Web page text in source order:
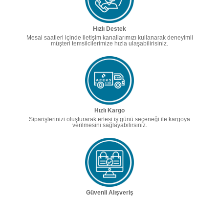
Hızlı Destek
Mesai saatleri içinde iletişim kanallarımızı kullanarak deneyimli
müşteri temsilcilerimize hızla ulaşabilirisiniz.
Hızlı Kargo
Siparişlerinizi oluşturarak ertesi iş günü seçeneği ile kargoya
verilmesini sağlayabilirsiniz.
Güvenli Alışveriş